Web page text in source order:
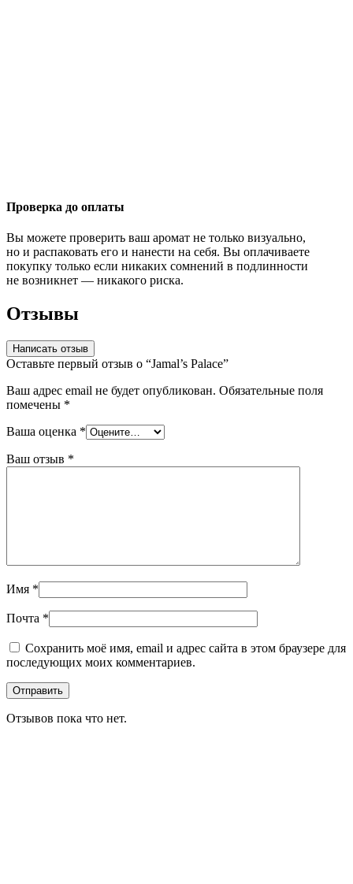
Проверка до оплаты
Вы можете проверить ваш аромат не только визуально,
но и распаковать его и нанести на себя. Вы оплачиваете
покупку только если никаких сомнений в подлинности
не возникнет — никакого риска.
Отзывы
Написать отзыв
Оставьте первый отзыв о “Jamal’s Palace”
Ваш адрес email не будет опубликован. Обязательные поля
помечены *
Ваша оценка *
Ваш отзыв *
Имя *
Почта *
Сохранить моё имя, email и адрес сайта в этом браузере для
последующих моих комментариев.
Отзывов пока что нет.